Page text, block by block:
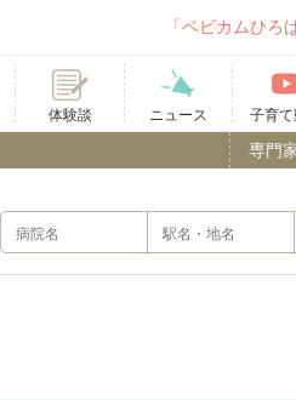
「ベビカムひろ
体験談 ニュース 子育
専門